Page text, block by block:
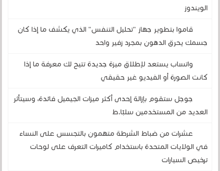
الويندوز
قاموا بتطوير جهاز "تحليل التنفس" الذي يكشف ما إذا كان
جسمك يحرق الدهون بمجرد زفير واحد
واتساب يستعد لإطلاق ميزة جديدة تتيح لك معرفة ما إذا
كانت الصورة أو الفيديو غير حقيقي
جوجل ستقوم بإزالة إحدى أكثر ميزات الجيميل فائدة، وسيتأثر
العديد من المستخدمين سلبًا.ط
عشرات من ضباط الشرطة متهمون بالتجسس على النساء
في الولايات المتحدة باستخدام كاميرات التعرف على لوحات
ترخيص السيارات